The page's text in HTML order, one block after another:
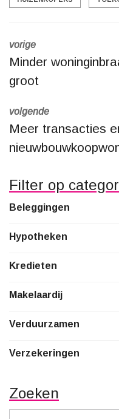
vorige
Minder
groot
volgende
Meer transacties
Filter op
Beleggingen
Hypotheken
Kredieten
Makelaardij
Verduurzamen
Verzekeringen
Zoeken